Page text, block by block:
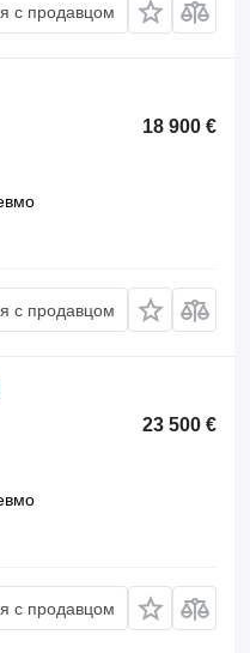
с продавцом
18 900 €
с продавцом
23 500 €
с продавцом